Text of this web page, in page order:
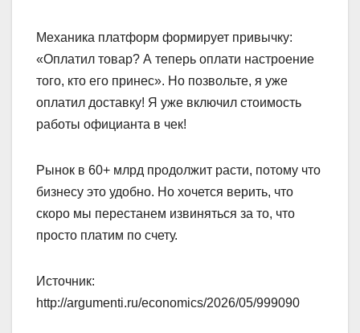
Механика платформ формирует привычку:
«Оплатил товар? А теперь оплати настроение
того, кто его принес». Но позвольте, я уже
оплатил доставку! Я уже включил стоимость
работы официанта в чек!
Рынок в 60+ млрд продолжит расти, потому что
бизнесу это удобно. Но хочется верить, что
скоро мы перестанем извиняться за то, что
просто платим по счету.
Источник:
http://argumenti.ru/economics/2026/05/999090